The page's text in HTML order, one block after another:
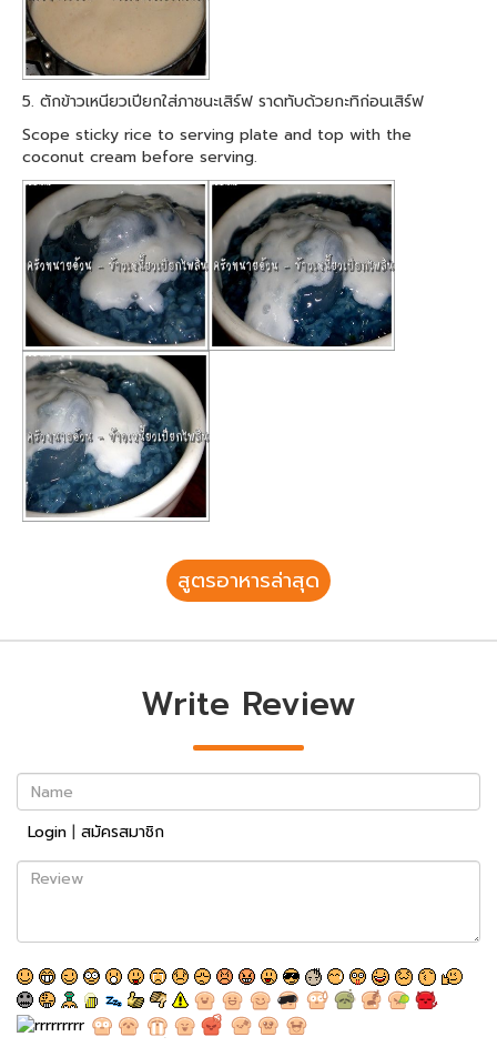
5. ตักข้าวเหนียวเปียกใส่ภาชนะเสิร์ฟ ราดทับด้วยกะทิก่อนเสิร์ฟ
Scope sticky rice to serving plate and top with the
coconut cream before serving.
สูตรอาหารล่าสุด
Write Review
Name
Login | สมัครสมาชิก
Review